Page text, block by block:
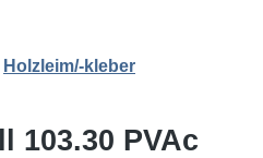
Holzleim/-kleber
103.30 PVAc